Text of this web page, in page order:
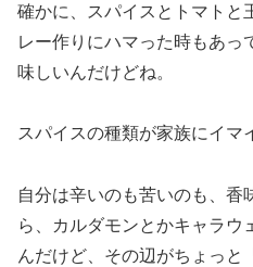
確かに、スパイスとトマトと
レー作りにハマった時もあっ
味しいんだけどね。
スパイスの種類が家族にイマ
自分は辛いのも苦いのも、香
ら、カルダモンとかキャラウ
んだけど、その辺がちょっと